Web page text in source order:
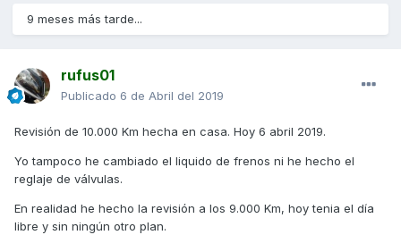
9 meses más tarde...
rufus01
Publicado 6 de Abril del 2019
Revisión de 10.000 Km hecha en casa. Hoy 6 abril 2019.
Yo tampoco he cambiado el liquido de frenos ni he hecho el
reglaje de válvulas.
En realidad he hecho la revisión a los 9.000 Km, hoy tenia el día
libre y sin ningún otro plan.